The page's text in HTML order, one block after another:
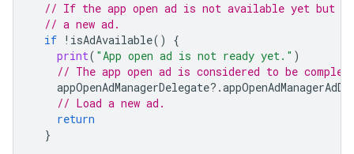
// If the app open ad is not available yet but is
// a new ad.
if ! isAdAvailable()
{
print( "App open ad is not ready yet." )
// The app open ad is considered to be
appOpenAdManagerDelegate?.
// Load a new ad.
return
}